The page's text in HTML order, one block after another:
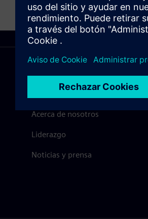
Acerca de nosotros
Liderazgo
Noticias y prensa